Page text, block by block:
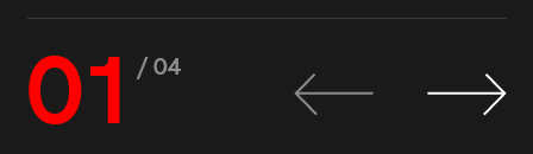
01 / 04